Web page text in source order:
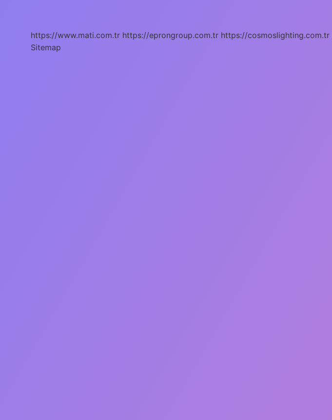
https://www.mati.com.tr https://eprongroup.com.tr https://cosmoslighting.com.tr
Sitemap